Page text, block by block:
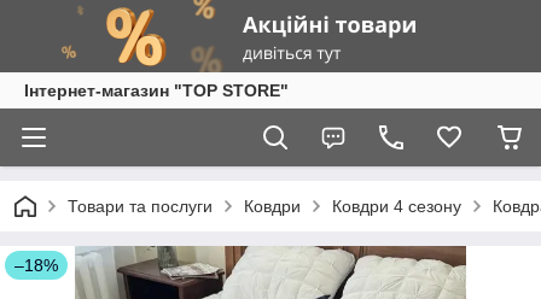
Інтернет-магазин "TOP STORE"
Товари та послуги Ковдри Ковдри 4 сезону
–18%